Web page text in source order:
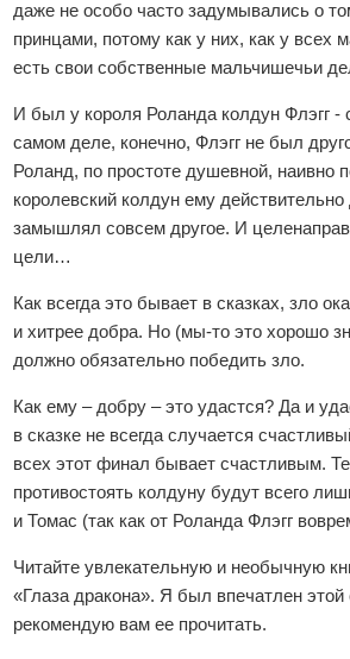
даже не особо часто задумывались о
принцами, потому как у них, как у всех
есть свои собственные мальчишечьи
И был у короля Роланда колдун Флэгг -
самом деле, конечно, Флэгг не был
Роланд, по простоте душевной, наивно
королевский колдун ему действительно
замышлял совсем другое. И
цели…
Как всегда это бывает в сказках, зло
и хитрее добра. Но (мы-то это хорошо
должно обязательно победить зло.
Как ему – добру – это удастся? Да и
в сказке не всегда случается
всех этот финал бывает счастливым.
противостоять колдуну будут всего
и Томас (так как от Роланда Флэгг
Читайте увлекательную и необычную
«Глаза дракона». Я был впечатлен этой
рекомендую вам ее прочитать.